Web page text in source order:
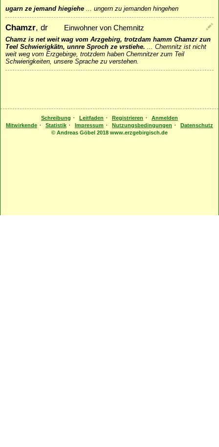
ugarn ze jemand hiegiehe ... ungern zu jemanden hingehen
Chamzr, dr Einwohner von Chemnitz
Chamz is net weit wag vom Arzgebirg, trotzdam hamm Chamzr zun
Teel Schwierigkätn, unnre Sproch ze vrstiehe. ... Chemnitz ist nicht
weit weg vom Erzgebirge, trotzdem haben Chemnitzer zum Teil
Schwierigkeiten, unsere Sprache zu verstehen.
Schreibung · Leitfaden · Registrieren ·
Anmelden
Mitwirkende · Statistik · Impressum · Nutzungsbedingungen ·
Datenschutz
© Andreas Göbel 2018 www.erzgebirgisch.de